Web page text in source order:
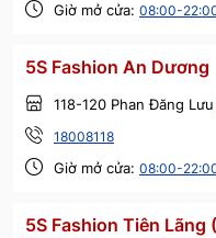
Giờ mở cửa: 08:00-
5S Fashion An Dương
118-120 Phan Đăng Lưu
18008118
Giờ mở cửa: 08:00-
5S Fashion Tiên Lãng